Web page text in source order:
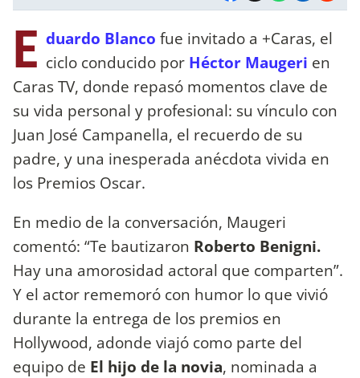
E duardo Blanco fue invitado a +Caras, el
ciclo conducido por Héctor Maugeri en
Caras TV, donde repasó momentos clave de
su vida personal y profesional: su vínculo con
Juan José Campanella, el recuerdo de su
padre, y una inesperada anécdota vivida en
los Premios Oscar.
En medio de la conversación, Maugeri
comentó: “Te bautizaron Roberto Benigni.
Hay una amorosidad actoral que comparten”.
Y el actor rememoró con humor lo que vivió
durante la entrega de los premios en
Hollywood, adonde viajó como parte del
equipo de El hijo de la novia, nominada a